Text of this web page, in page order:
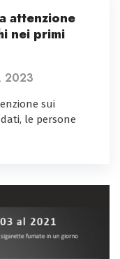
attenzione
nei primi
2023
sui
le persone